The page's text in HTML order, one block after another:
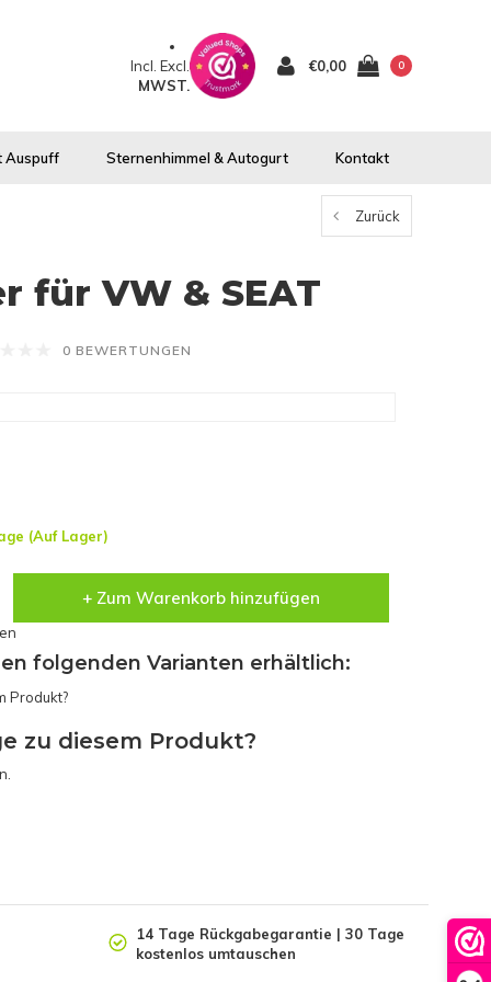
Incl. Excl.
MWST.
€0,00 0
Auspuff Sternenhimmel & Autogurt Kontakt
Zurück
für VW & SEAT
0 BEWERTUNGEN
(Auf Lager)
+ Zum Warenkorb hinzufügen
folgenden Varianten erhältlich:
zu diesem Produkt?
14 Tage Rückgabegarantie | 30 Tage
kostenlos umtauschen